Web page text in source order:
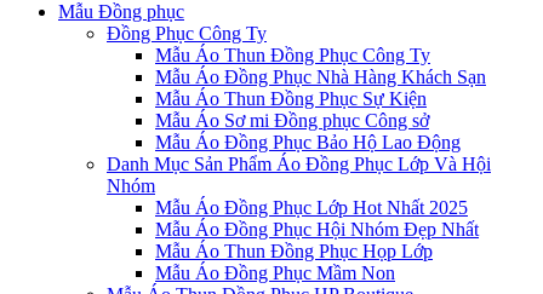
Mẫu Đồng phục
Đồng Phục Công Ty
Mẫu Áo Thun Đồng Phục Công Ty
Mẫu Áo Đồng Phục Nhà Hàng Khách Sạn
Mẫu Áo Thun Đồng Phục Sự Kiện
Mẫu Áo Sơ mi Đồng phục Công sở
Mẫu Áo Đồng Phục Bảo Hộ Lao Động
Danh Mục Sản Phẩm Áo Đồng Phục Lớp Và Hội
Nhóm
Mẫu Áo Đồng Phục Lớp Hot Nhất 2025
Mẫu Áo Đồng Phục Hội Nhóm Đẹp Nhất
Mẫu Áo Thun Đồng Phục Họp Lớp
Mẫu Áo Đồng Phục Mầm Non